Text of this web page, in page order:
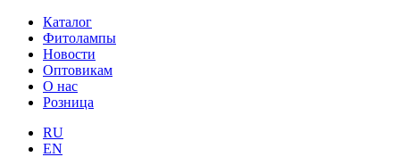
Каталог
Фитолампы
Новости
Оптовикам
О нас
Розница
RU
EN